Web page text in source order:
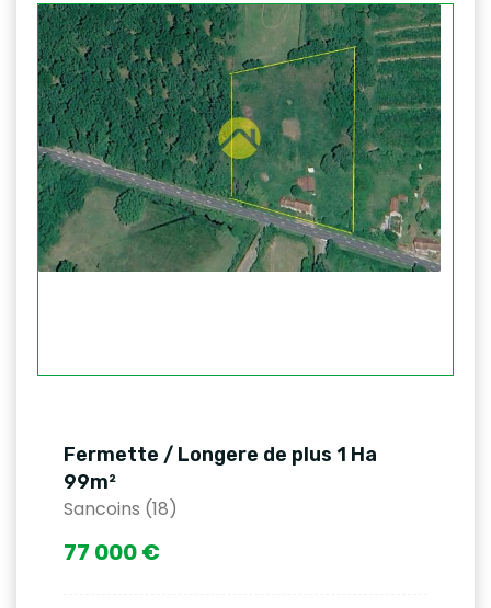
Fermette / Longere de plus 1 Ha
99m²
Sancoins (18)
77 000 €